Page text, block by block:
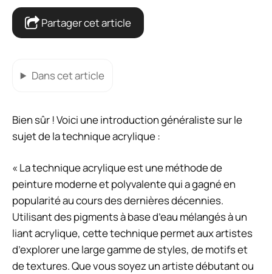
Partager cet article
Dans cet article
Bien sûr ! Voici une introduction généraliste sur le
sujet de la technique acrylique :
« La technique acrylique est une méthode de
peinture moderne et polyvalente qui a gagné en
popularité au cours des dernières décennies.
Utilisant des pigments à base d’eau mélangés à un
liant acrylique, cette technique permet aux artistes
d’explorer une large gamme de styles, de motifs et
de textures. Que vous soyez un artiste débutant ou